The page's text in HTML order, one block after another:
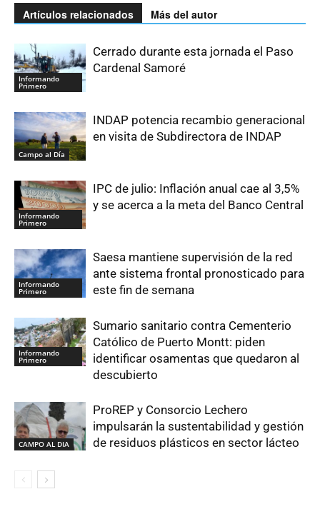
Artículos relacionados Más del autor
Informando
Primero
Cerrado durante esta jornada el Paso
Cardenal Samoré
Campo al Día
INDAP potencia recambio generacional
en visita de Subdirectora de INDAP
Informando
Primero
IPC de julio: Inflación anual cae al 3,5%
y se acerca a la meta del Banco Central
Informando
Primero
Saesa mantiene supervisión de la red
ante sistema frontal pronosticado para
este fin de semana
Informando
Primero
Sumario sanitario contra Cementerio
Católico de Puerto Montt: piden
identificar osamentas que quedaron al
descubierto
CAMPO AL DIA
ProREP y Consorcio Lechero
impulsarán la sustentabilidad y gestión
de residuos plásticos en sector lácteo